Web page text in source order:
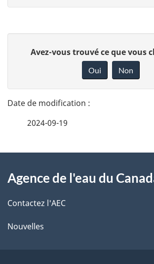
t
a
l
s
l
n
o
t
r
e
é
Avez-vous trouvé ce que vous
Oui Non
2024-09-19
propos
de
ce
Agence de l'eau du
Contactez l'AEC
Nouvelles